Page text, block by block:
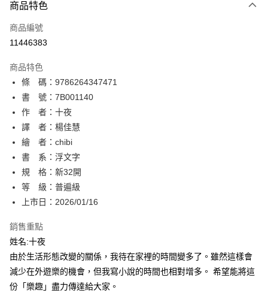
信用卡一次付款
超商取貨付款
相關說明
【關於「AFTEE先享後付」】
AFTEE先享後付是「在收到商品之後才付款」的支付方式。 讓您購物簡單
便利好安心！
１．簡單：不需註冊會員、不需綁卡、不需儲值。
２．便利：只要手機號碼，簡訊認證，即可結帳。
３．安心：先確認商品／服務後，再付款。
【「AFTEE先享後付」結帳流程】
１．於結帳方式選擇「AFTEE先享後付」後，將跳轉至「AFTEE先享後付」
結帳頁面，進行簡訊認證並確認金額後，即可完成結帳。
２．訂單成立數日內，您將收到繳費通知簡訊。
３．收到繳費通知簡訊後14天內，點擊此簡訊中的連結，可透過四大超商／
※ 請注意：結帳手續完成當下不需立刻繳費，但若您需要取消訂單，請聯絡
購買商品的店家。未經商家同意取消之訂單仍視為有效，需透過AFTEE先享
後付繳納相關費用。
※ 交易是否成功請以「AFTEE先享後付 」之結帳頁面顯示為準，若有關於
是否繳費成功／繳費後需取消欲退款等相關疑問，請聯繫「AFTEE先享後付
ATM付款
運送方式
全家取貨付款
每筆NT$80，滿NT$500(含以上)免運費
付款後全家取貨
每筆NT$80，滿NT$500(含以上)免運費
每筆NT$80，滿NT$500(含以上)免運費
付款後萊爾富取貨
每筆NT$80，滿NT$500(含以上)免運費
商品特色
商品編號
11446383
商品特色
條 碼：9786264347471
書 號：7B001140
作 者：十夜
譯 者：楊佳慧
繪 者：chibi
書 系：浮文字
規 格：新32開
等 級：普遍級
上市日：2026/01/16
銷售重點
姓名:十夜
由於生活形態改變的關係，我待在家裡的時間變多了。雖然這樣會
減少在外遊樂的機會，但我寫小說的時間也相對增多。 希望能將這
份「樂趣」盡力傳達給大家。